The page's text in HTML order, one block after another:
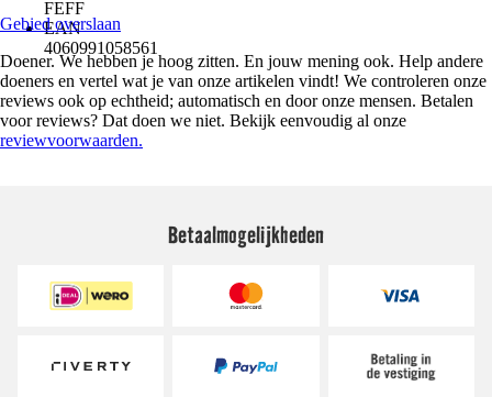
FEFF
EAN
4060991058561
Gebied overslaan
Doener. We hebben je hoog zitten. En jouw mening ook. Help andere
doeners en vertel wat je van onze artikelen vindt! We controleren onze
reviews ook op echtheid; automatisch en door onze mensen. Betalen
voor reviews? Dat doen we niet. Bekijk eenvoudig al onze
reviewvoorwaarden.
Betaalmogelijkheden